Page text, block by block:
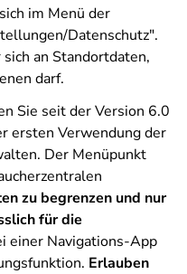
im Menü der
Datenschutz".
an Standortdaten,
darf.
Sie seit der Version 6.0
ersten Verwendung der
Der Menüpunkt
zu begrenzen und nur
für die
einer Navigations-App
Erlauben